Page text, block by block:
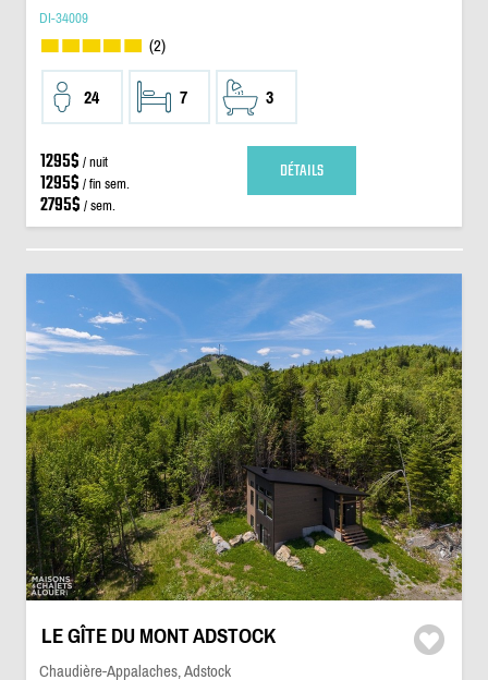
DI-34009
(2)
24 7 3
1295$ / nuit
1295$ / fin sem.
2795$ / sem.
DÉTAILS
LE GÎTE DU MONT ADSTOCK
Chaudière-Appalaches, Adstock